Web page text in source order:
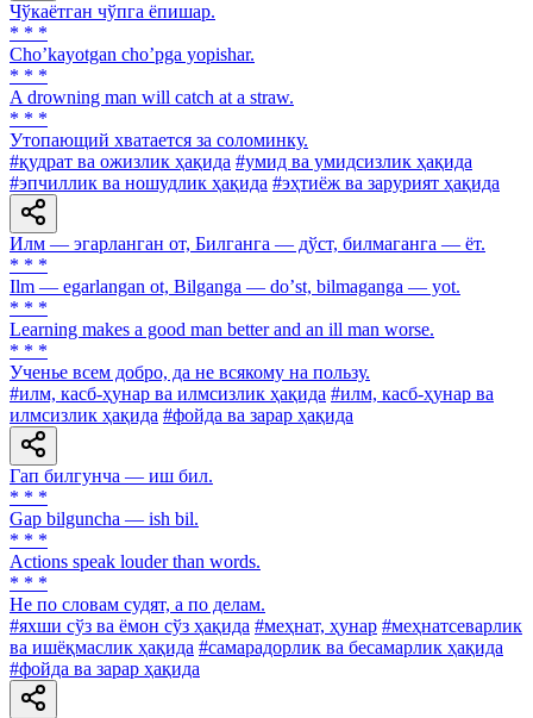
Чўкаётган чўпга ёпишар.
* * *
Choʼkayotgan choʼpga yopishar.
* * *
A drowning man will catch at a straw.
* * *
Утопающий хватается за соломинку.
#қудрат ва ожизлик ҳақида #умид ва умидсизлик ҳақида
#эпчиллик ва ношудлик ҳақида #эҳтиёж ва зарурият ҳақида
Илм — эгарланган от, Билганга — дўст, билмаганга — ёт.
* * *
Ilm — egarlangan ot, Bilganga — doʼst, bilmaganga — yot.
* * *
Learning makes a good man better and an ill man worse.
* * *
Ученье всем добро, да не всякому на пользу.
#илм, касб-ҳунар ва илмсизлик ҳақида #илм, касб-ҳунар ва
илмсизлик ҳақида #фойда ва зарар ҳақида
Гап билгунча — иш бил.
* * *
Gap bilguncha — ish bil.
* * *
Actions speak louder than words.
* * *
He по словам судят, а по делам.
#яхши сўз ва ёмон сўз ҳақида #меҳнат, ҳунар #меҳнатсеварлик
ва ишёқмаслик ҳақида #самарадорлик ва бесамарлик ҳақида
#фойда ва зарар ҳақида